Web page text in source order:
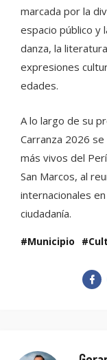
marcada por la
espacio público y
danza, la
expresiones
edades.
A lo largo de su
Carranza 2026
más vivos del
San Marcos, al
internacionales
ciudadanía.
Municipio